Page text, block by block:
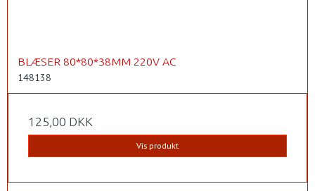
BLÆSER 80*80*38MM 220V AC
148138
125,00 DKK
Vis produkt